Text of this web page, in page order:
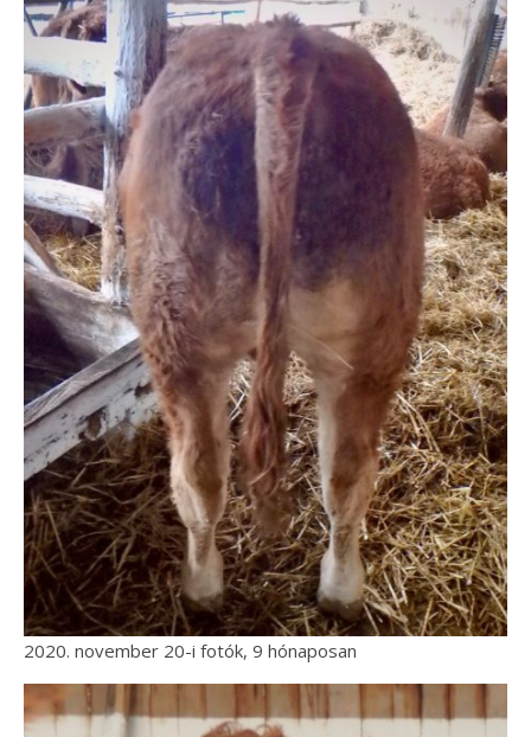
2020. november 20-i fotók, 9 hónaposan